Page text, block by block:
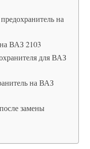
на
ВАЗ 2103
для ВАЗ
на ВАЗ
замены